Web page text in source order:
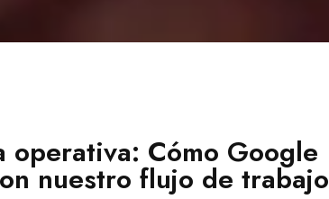
Cómo Google
nuestro flujo de trabajo